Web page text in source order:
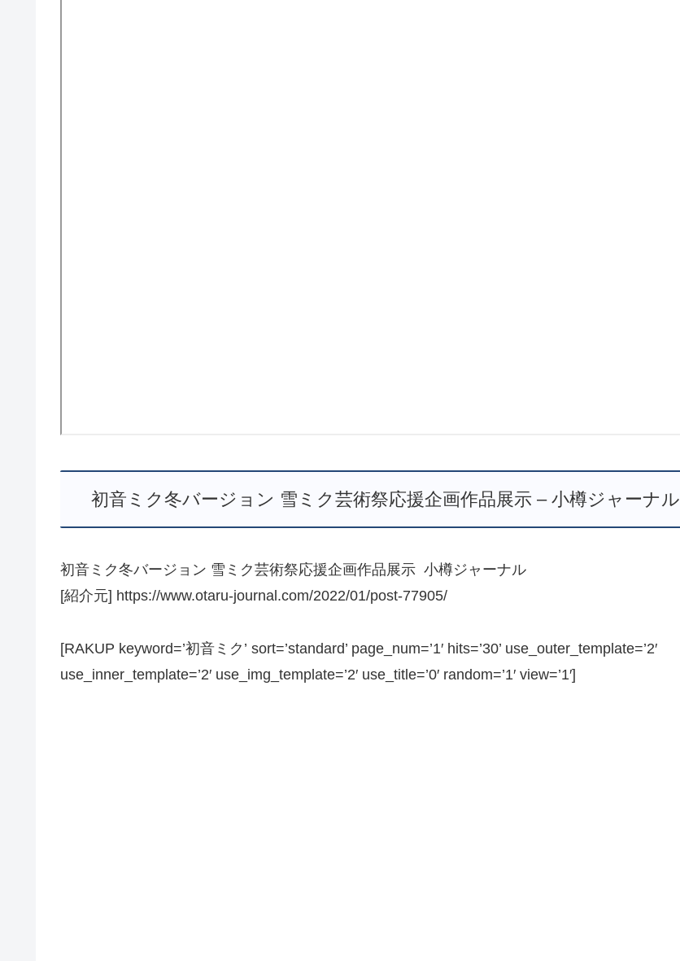
初音ミク冬バージョン 雪ミク芸術祭応援企画作品展示 – 小樽ジャーナル
初音ミク冬バージョン 雪ミク芸術祭応援企画作品展示 小樽ジャーナル
[紹介元] https://www.otaru-journal.com/2022/01/post-77905/
[RAKUP keyword=’初音ミク’ sort=’standard’ page_num=’1′ hits=’30’ use_outer_template=’2′
use_inner_template=’2′ use_img_template=’2′ use_title=’0′ random=’1′ view=’1′]